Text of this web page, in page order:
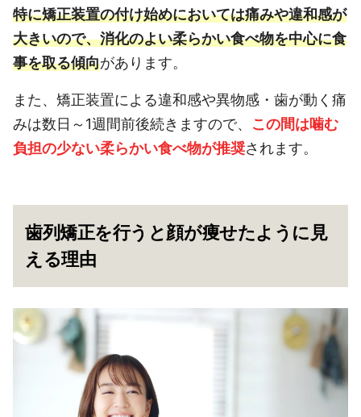
特に矯正装置の付け始めにおいては痛みや違和感が
大きいので、消化のよい柔らかい食べ物を中心に食
事を取る傾向があります。
また、矯正装置による違和感や異物感・歯が動く痛
みは数日～1週間前後続きますので、 この間は噛む
負担の少ない柔らかい食べ物が推奨されます。
歯列矯正を行うと顔が痩せたように見
える理由